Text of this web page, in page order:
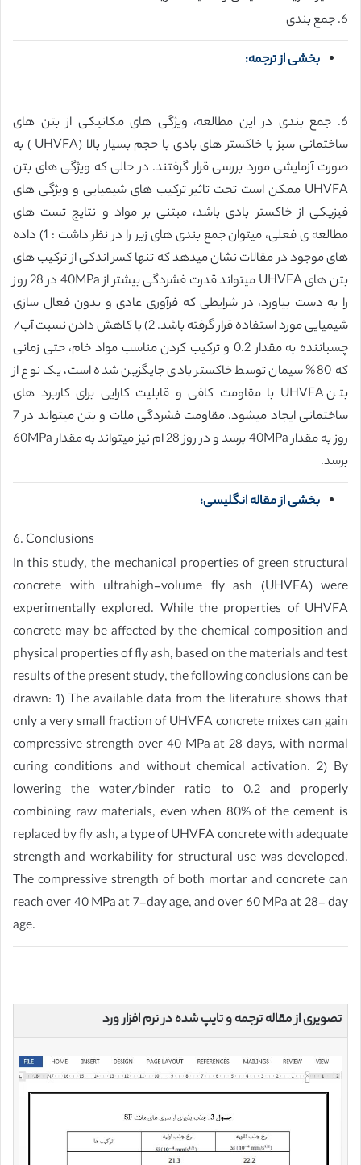
6. جمع بندی
بخشی از ترجمه:
6. جمع بندی در این مطالعه، ویژگی های مکانیکی از بتن های
ساختمانی سبز با خاکستر های بادی با حجم بسیار بالا (UHVFA ) به
صورت آزمایشی مورد بررسی قرار گرفتند. در حالی که ویژگی های بتن
UHVFA ممکن است تحت تاثیر ترکیب های شیمیایی و ویژگی های
فیزیکی از خاکستر بادی باشد، مبتنی بر مواد و نتایج تست های
مطالعه ی فعلی، میتوان جمع بندی های زیر را در نظر داشت : 1) داده
های موجود در مقالات نشان میدهد که تنها کسر اندکی از ترکیب های
بتن های UHVFA میتواند قدرت فشردگی بیشتر از 40MPa در 28 روز
را به دست بیاورد، در شرایطی که فرآوری عادی و بدون فعال سازی
شیمیایی مورد استفاده قرار گرفته باشد. 2) با کاهش دادن نسبت آب/
چسباننده به مقدار 0.2 و ترکیب کردن مناسب مواد خام، حتی زمانی
که 80% سیمان توسط خاکستر بادی جایگزین شده است، یک نوع از
بتن UHVFA با مقاومت کافی و قابلیت کارایی برای کاربرد های
ساختمانی ایجاد میشود. مقاومت فشردگی ملات و بتن میتواند در 7
روز به مقدار 40MPa برسد و در روز 28 ام نیز میتواند به مقدار 60MPa
برسد.
بخشی از مقاله انگلیسی:
6. Conclusions
In this study, the mechanical properties of green structural
concrete with ultrahigh-volume fly ash (UHVFA) were
experimentally explored. While the properties of UHVFA
concrete may be affected by the chemical composition and
physical properties of fly ash, based on the materials and test
results of the present study, the following conclusions can be
drawn: 1) The available data from the literature shows that
only a very small fraction of UHVFA concrete mixes can gain
compressive strength over 40 MPa at 28 days, with normal
curing conditions and without chemical activation. 2) By
lowering the water/binder ratio to 0.2 and properly
combining raw materials, even when 80% of the cement is
replaced by fly ash, a type of UHVFA concrete with adequate
strength and workability for structural use was developed.
The compressive strength of both mortar and concrete can
reach over 40 MPa at 7-day age, and over 60 MPa at 28- day
age.
تصویری از مقاله ترجمه و تایپ شده در نرم افزار ورد